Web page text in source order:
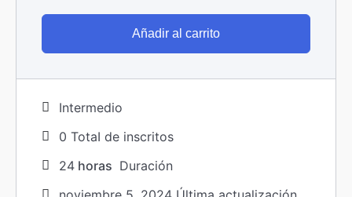
Añadir al carrito
Intermedio
0 TotaI de inscritos
24 horas Duración